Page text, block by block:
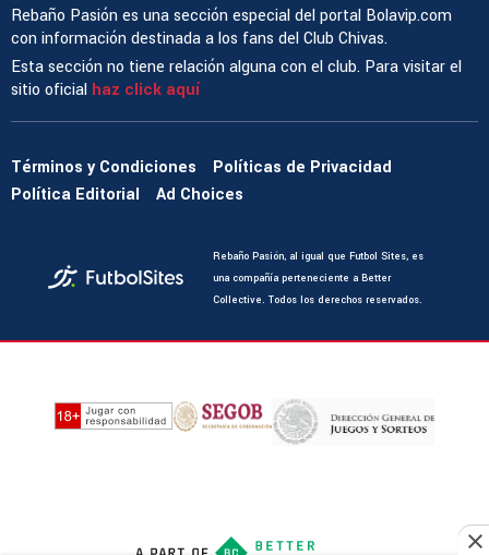
Rebaño Pasión es una sección especial del portal Bolavip.com
con información destinada a los fans del Club Chivas.
Esta sección no tiene relación alguna con el club. Para visitar el
sitio oficial haz click aquí
Términos y Condiciones
Políticas de Privacidad
Política Editorial
Ad Choices
Rebaño Pasión, al igual que Futbol Sites, es
una compañía perteneciente a Better
Collective. Todos los derechos reservados.